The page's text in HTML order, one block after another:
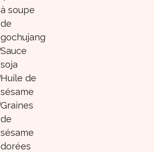
à soupe
de
gochujang
Sauce
soja
Huile de
sésame
Graines
de
sésame
dorées